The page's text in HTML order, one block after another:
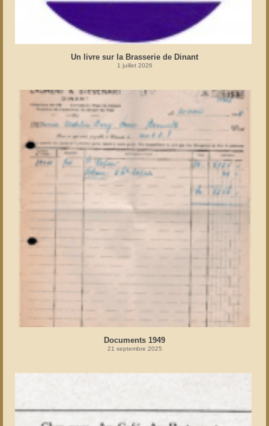
Un livre sur la Brasserie de Dinant
1 juillet 2026
Documents 1949
21 septembre 2025